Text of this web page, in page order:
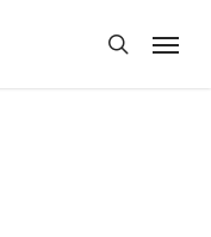
search
Menu